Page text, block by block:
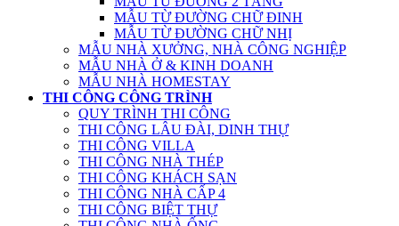
MẪU TỪ ĐƯỜNG CHỮ ĐINH
MẪU TỪ ĐƯỜNG CHỮ NHỊ
MẪU NHÀ XƯỞNG, NHÀ CÔNG NGHIỆP
MẪU NHÀ Ở & KINH DOANH
MẪU NHÀ HOMESTAY
THI CÔNG CÔNG TRÌNH
QUY TRÌNH THI CÔNG
THI CÔNG LÂU ĐÀI, DINH THỰ
THI CÔNG VILLA
THI CÔNG NHÀ THÉP
THI CÔNG KHÁCH SẠN
THI CÔNG NHÀ CẤP 4
THI CÔNG BIỆT THỰ